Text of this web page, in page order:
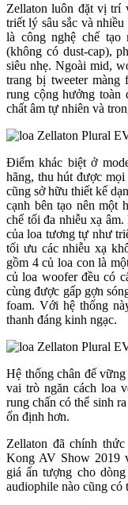
Zellaton luôn đặt vị trí
triết lý sâu sắc và
là công nghệ chế
(không có dust-cap),
siêu nhẹ. Ngoài mid,
trang bị tweeter
rung cộng hưởng toàn
chất âm tự nhiên và
Điểm khác biệt ở
hãng, thu hút được
cũng sở hữu thiết kế
cạnh bên tạo nên một
chế tối đa nhiễu xạ
của loa tương tự như
tối ưu các nhiễu xạ
gồm 4 củ loa con là
củ loa woofer đều có
cùng được gấp gợn
foam. Với hệ thống
thanh đáng kinh ngạc.
Hệ thống chân đế
vai trò ngăn cách loa
rung chấn có thể sinh
ổn định hơn.
Zellaton đã chính
Kong AV Show 2019
giá ấn tượng cho
audiophile nào cũng có